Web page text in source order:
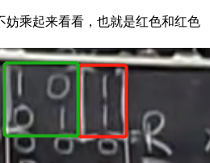
妨乘起来看看，也就是红色和红色